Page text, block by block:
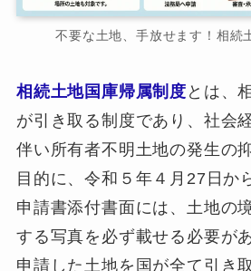
不要な土地、手放せます！相続
相続土地国庫帰属制度 とは、
が引き取る制度であり、社会
伴い所有者不明土地の発生の
目的に、令和５年４月27日か
申請書添付書面には、土地の
する写真を必ず載せる必要が
申請した土地を国が全て引き